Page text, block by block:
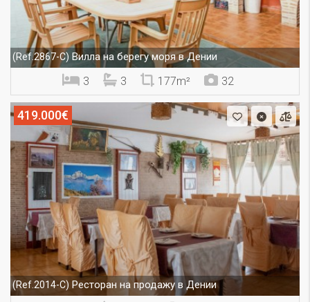
(Ref.2867-C) Вилла на берегу моря в Дении
3 3 177m² 32
419.000€
(Ref.2014-C) Ресторан на продажу в Дении